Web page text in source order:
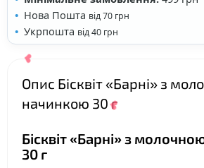
Нова Пошта від 70 грн
Укрпошта від 40 грн
Опис Бісквіт «Барні» з
начинкою 30 г
Бісквіт «Барні» з
30 г